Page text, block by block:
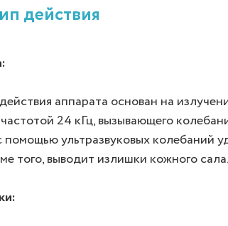
действия
аппарата основан на
частотой 24 кГц, вызывающего
помощью ультразвуковых колебаний
того, выводит излишки кожного